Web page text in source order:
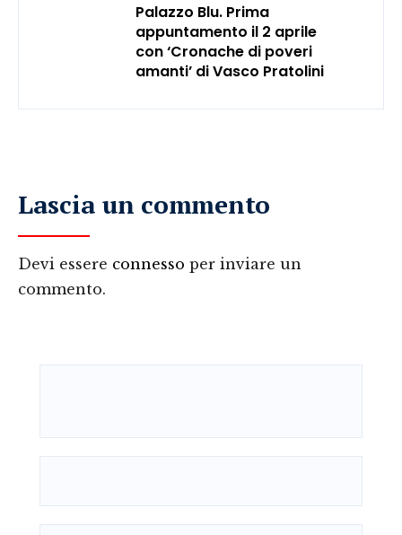
Palazzo Blu. Prima
appuntamento il 2 aprile
con ‘Cronache di poveri
amanti’ di Vasco Pratolini
Lascia un commento
Devi essere connesso per inviare un
commento.